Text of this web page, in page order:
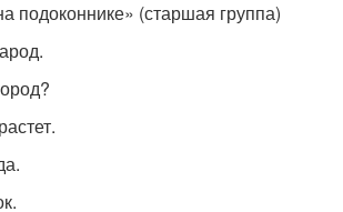
подоконнике» (старшая группа)